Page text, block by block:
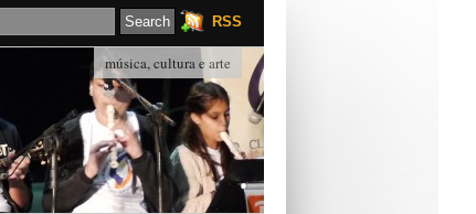
RSS
música, cultura e arte